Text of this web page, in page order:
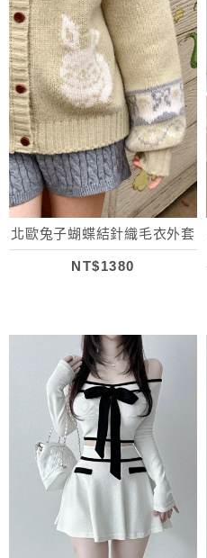
北歐兔子蝴蝶結針織毛衣外套
NT$1380